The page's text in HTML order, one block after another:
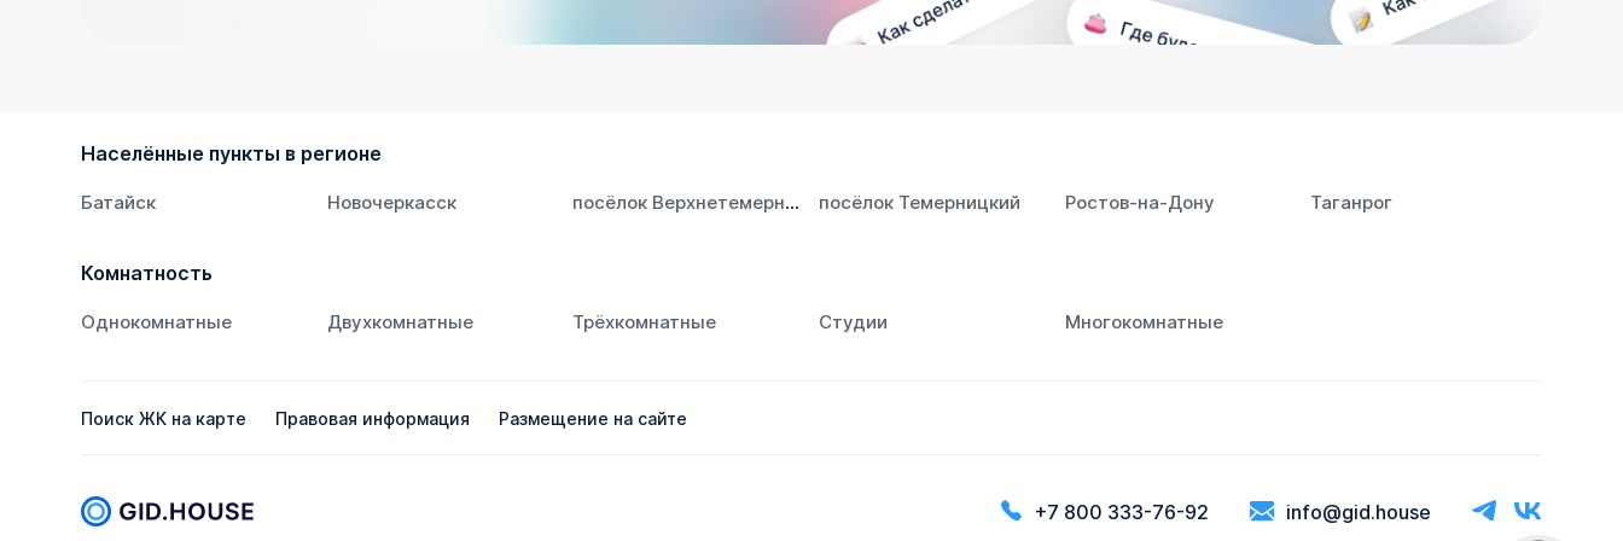
Населённые пункты в регионе
Батайск Новочеркасск посёлок Верхнетемерницкий посёлок Темерницкий Ростов‑на‑Дону Таганрог
Комнатность
Однокомнатные Двухкомнатные Трёхкомнатные Студии Многокомнатные
Поиск ЖК на карте Правовая информация Размещение на сайте
+7 800 333-76-92 info@gid.house